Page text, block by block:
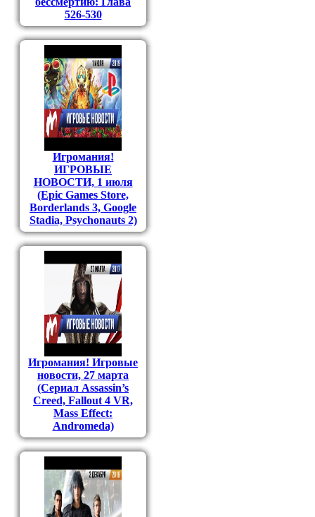
526-530
Игромания!
ИГРОВЫЕ
НОВОСТИ, 1 июля
(Epic Games Store,
Borderlands 3, Google
Stadia, Psychonauts 2)
Игромания! Игровые
новости, 27 марта
(Сериал Assassin’s
Creed, Fallout 4 VR,
Mass Effect:
Andromeda)